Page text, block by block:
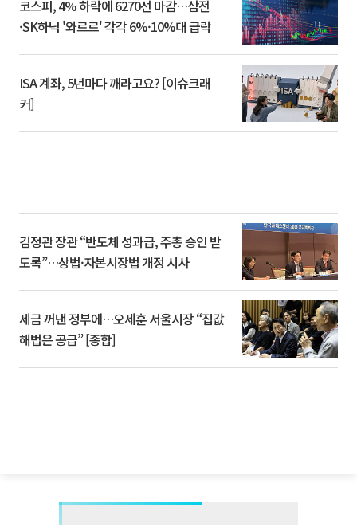
코스피, 4% 하락에 6270선 마감…삼전
·SK하닉 '와르르' 각각 6%·10%대 급락
ISA 계좌, 5년마다 깨라고요? [이슈크래
커]
김정관 장관 “반도체 성과급, 주총 승인 받
도록”…상법·자본시장법 개정 시사
세금 꺼낸 정부에…오세훈 서울시장 “집값
해법은 공급” [종합]